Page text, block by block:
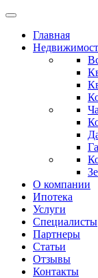
Главная
О компании
Ипотека
Услуги
Специалисты
Партнеры
Статьи
Отзывы
Контакты